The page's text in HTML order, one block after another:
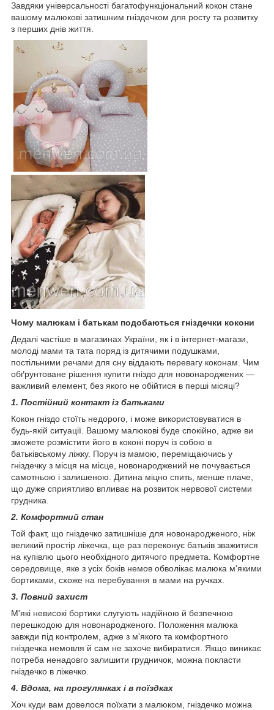
Завдяки універсальності багатофункціональний кокон стане
вашому малюкові затишним гніздечком для росту та розвитку
з перших днів життя.
Чому малюкам і батькам подобаються гніздечки кокони
Дедалі частіше в магазинах України, як і в інтернет-магази,
молоді мами та тата поряд із дитячими подушками,
постільними речами для сну віддають перевагу коконам. Чим
обґрунтоване рішення купити гніздо для новонароджених —
важливий елемент, без якого не обійтися в перші місяці?
1. Постійний контакт із батьками
Кокон гніздо стоїть недорого, і може використовуватися в
будь-якій ситуації. Вашому малюкові буде спокійно, адже ви
зможете розмістити його в коконі поруч із собою в
батьківському ліжку. Поруч із мамою, переміщаючись у
гніздечку з місця на місце, новонароджений не почувається
самотньою і залишеною. Дитина міцно спить, менше плаче,
що дуже сприятливо впливає на розвиток нервової системи
грудника.
2. Комфортний стан
Той факт, що гніздечко затишніше для новонародженого, ніж
великий простір ліжечка, ще раз переконує батьків зважитися
на купівлю цього необхідного дитячого предмета. Комфортне
середовище, яке з усіх боків немов обволікає малюка м'якими
бортиками, схоже на перебування в мами на ручках.
3. Повний захист
М'які невисокі бортики слугують надійною й безпечною
перешкодою для новонародженого. Положення малюка
завжди під контролем, адже з м'якого та комфортного
гніздечка немовля й сам не захоче вибиратися. Якщо виникає
потреба ненадовго залишити грудничок, можна покласти
гніздечко в ліжечко.
4. Вдома, на прогулянках і в поїздках
Хоч куди вам довелося поїхати з малюком, гніздечко можна